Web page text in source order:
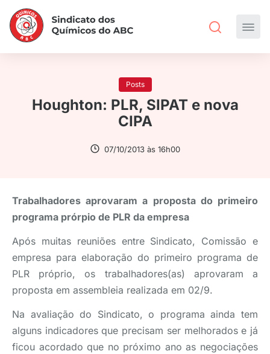
Posts
Houghton: PLR, SIPAT e nova
CIPA
07/10/2013 às 16h00
Trabalhadores aprovaram a proposta do primeiro
programa prórpio de PLR da empresa
Após muitas reuniões entre Sindicato, Comissão e
empresa para elaboração do primeiro programa de
PLR próprio, os trabalhadores(as) aprovaram a
proposta em assembleia realizada em 02/9.
Na avaliação do Sindicato, o programa ainda tem
alguns indicadores que precisam ser melhorados e já
ficou acordado que no próximo ano as negociações